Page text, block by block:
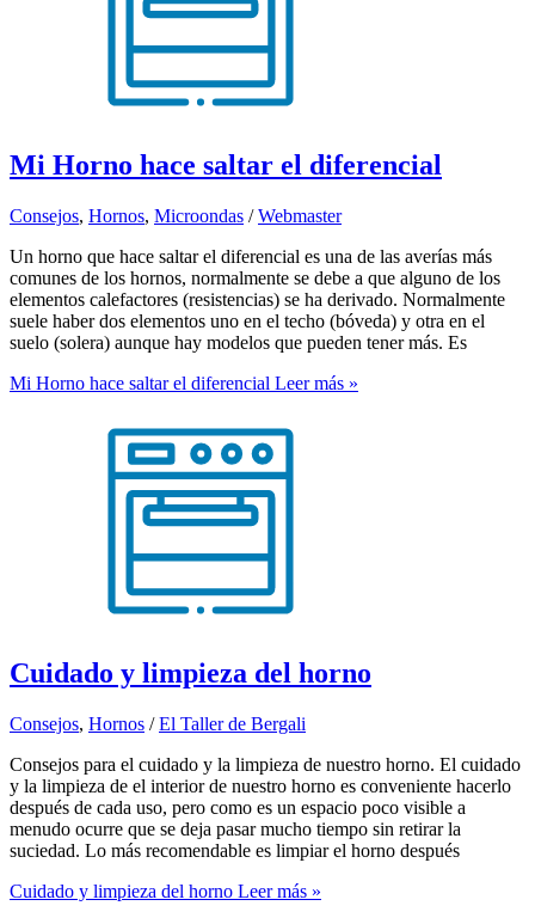
Mi Horno hace saltar el diferencial
Consejos, Hornos, Microondas /Webmaster
Un horno que hace saltar el diferencial es una de las averías más
comunes de los hornos, normalmente se debe a que alguno de los
elementos calefactores (resistencias) se ha derivado. Normalmente
suele haber dos elementos uno en el techo (bóveda) y otra en el
suelo (solera) aunque hay modelos que pueden tener más. Es
Mi Horno hace saltar el diferencial Leer más »
Cuidado y limpieza del horno
Consejos, Hornos /El Taller de Bergali
Consejos para el cuidado y la limpieza de nuestro horno. El cuidado
y la limpieza de el interior de nuestro horno es conveniente hacerlo
después de cada uso, pero como es un espacio poco visible a
menudo ocurre que se deja pasar mucho tiempo sin retirar la
suciedad. Lo más recomendable es limpiar el horno después
Cuidado y limpieza del horno Leer más »